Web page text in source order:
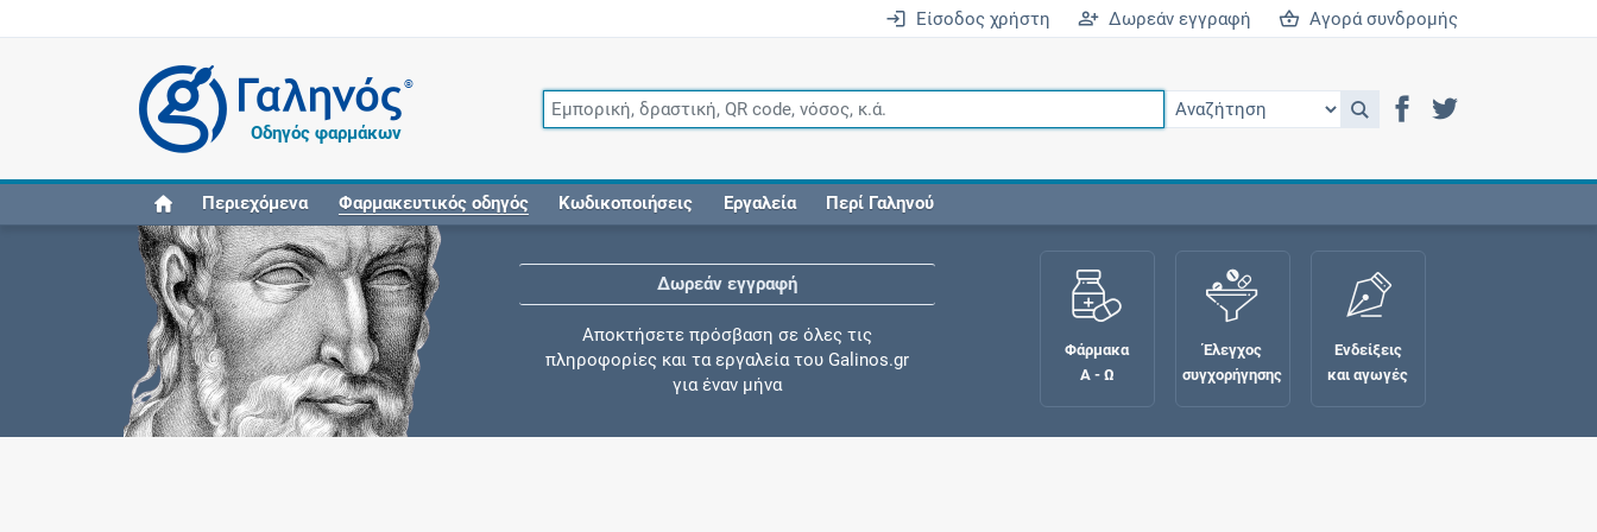
Είσοδος χρήστη Δωρεάν εγγραφή Αγορά συνδρομής
®
Οδηγός φαρμάκων
Περιεχόμενα Φαρμακευτικός οδηγός Κωδικοποιήσεις Εργαλεία Περί Γαληνού
Δωρεάν εγγραφή
Αποκτήσετε πρόσβαση σε όλες τις
πληροφορίες και τα εργαλεία του Galinos.gr
για έναν μήνα
Φάρμακα
Α - Ω
Έλεγχος
συγχορήγησης
Ενδείξεις
και αγωγές